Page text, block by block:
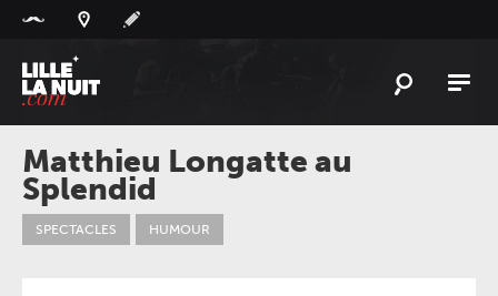
L'ACTU
L'AGENDA
LESLIEUX
Matthieu Longatte au
Splendid
SPECTACLES HUMOUR
Panneau de gestion des cookies